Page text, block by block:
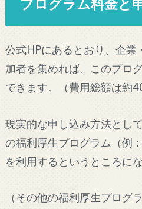
プログラム料金と
公式HPにあるとおり、企
加者を集めれば、このプロ
できます。（費用総額は約
現実的な申し込み方法とし
の福利厚生プログラム（例
を利用するというところに
（その他の福利厚生プログ